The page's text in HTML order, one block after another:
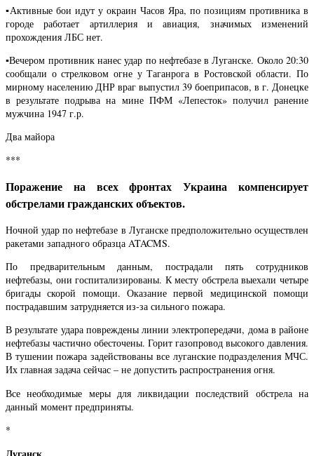
▪️Активные бои идут у окраин Часов Яра, по позициям противника в
городе работает артиллерия и авиация, значимых изменений
прохождения ЛБС нет.
▪️Вечером противник нанес удар по нефтебазе в Луганске. Около 20:30
сообщали о стрелковом огне у Таганрога в Ростовской области. По
мирному населению ДНР враг выпустил 39 боеприпасов, в г. Донецке
в результате подрыва на мине ПФМ «Лепесток» получил ранение
мужчина 1947 г.р.
Два майора
***
Поражение на всех фронтах Украина компенсирует
обстрелами гражданских объектов.
Ночной удар по нефтебазе в Луганске предположительно осуществлен
ракетами западного образца ATACMS.
По предварительным данным, пострадали пять сотрудников
нефтебазы, они госпитализированы. К месту обстрела выехали четыре
бригады скорой помощи. Оказание первой медицинской помощи
пострадавшим затрудняется из-за сильного пожара.
В результате удара повреждены линии электропередачи, дома в районе
нефтебазы частично обесточены. Горит газопровод высокого давления.
В тушении пожара задействованы все луганские подразделения МЧС.
Их главная задача сейчас – не допустить распространения огня.
Все необходимые меры для ликвидации последствий обстрела на
данный момент предприняты.
*